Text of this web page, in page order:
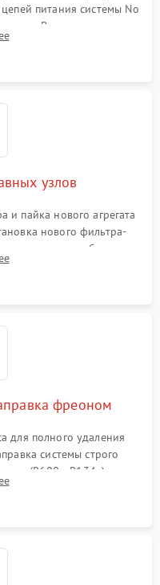
питания системы No
Ремонт или замена
алгоритмов.
узлов
и пайка нового агрегата
нового фильтра-
обдува,
дверных петель.
фреоном
для полного удаления
системы строго
(R600a, R134a) по
давления в системе.